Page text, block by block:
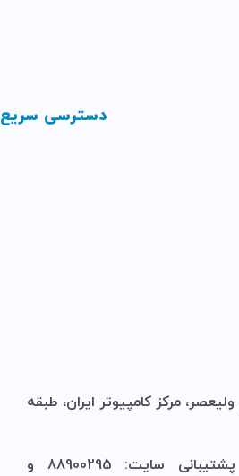
دسترسی سریع
مرکز کامپیوتر ایران، طبقه
• شماره فروش و پشتیبانی سایت: 88900295 و